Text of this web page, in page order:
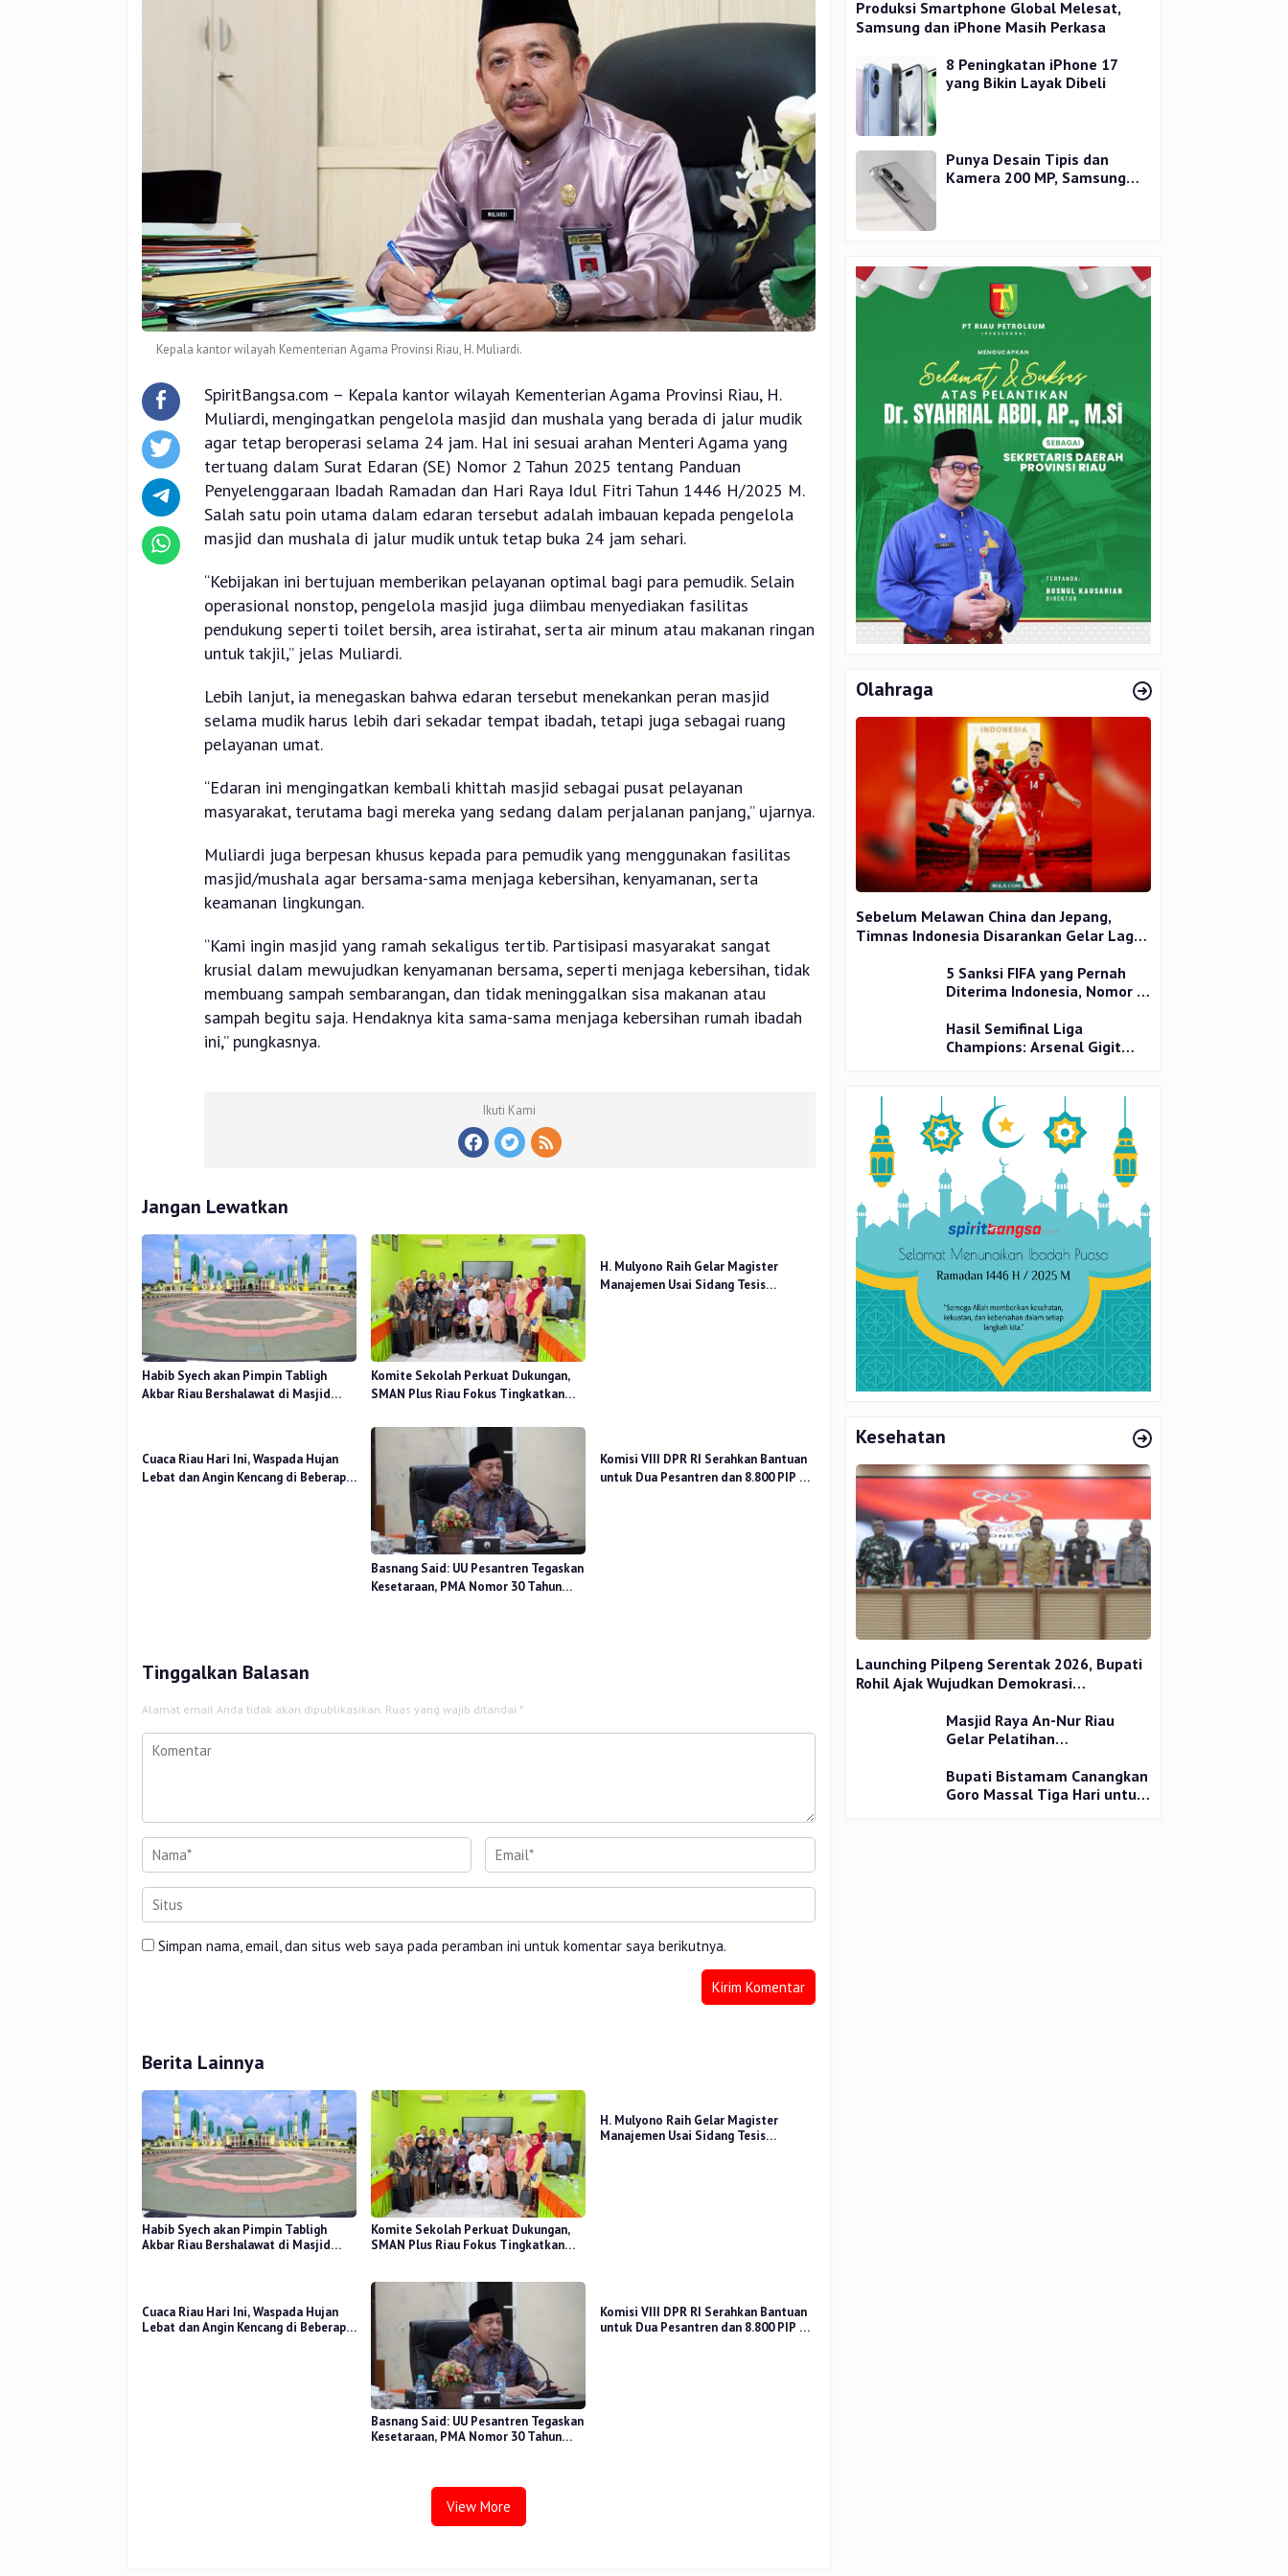
Kepala kantor wilayah Kementerian Agama Provinsi Riau, H. Muliardi.
SpiritBangsa.com – Kepala kantor wilayah Kementerian Agama Provinsi Riau, H.
Muliardi, mengingatkan pengelola masjid dan mushala yang berada di jalur mudik
agar tetap beroperasi selama 24 jam. Hal ini sesuai arahan Menteri Agama yang
tertuang dalam Surat Edaran (SE) Nomor 2 Tahun 2025 tentang Panduan
Penyelenggaraan Ibadah Ramadan dan Hari Raya Idul Fitri Tahun 1446 H/2025 M.
Salah satu poin utama dalam edaran tersebut adalah imbauan kepada pengelola
masjid dan mushala di jalur mudik untuk tetap buka 24 jam sehari.
“Kebijakan ini bertujuan memberikan pelayanan optimal bagi para pemudik. Selain
operasional nonstop, pengelola masjid juga diimbau menyediakan fasilitas
pendukung seperti toilet bersih, area istirahat, serta air minum atau makanan ringan
untuk takjil,” jelas Muliardi.
Lebih lanjut, ia menegaskan bahwa edaran tersebut menekankan peran masjid
selama mudik harus lebih dari sekadar tempat ibadah, tetapi juga sebagai ruang
pelayanan umat.
“Edaran ini mengingatkan kembali khittah masjid sebagai pusat pelayanan
masyarakat, terutama bagi mereka yang sedang dalam perjalanan panjang,” ujarnya.
Muliardi juga berpesan khusus kepada para pemudik yang menggunakan fasilitas
masjid/mushala agar bersama-sama menjaga kebersihan, kenyamanan, serta
keamanan lingkungan.
“Kami ingin masjid yang ramah sekaligus tertib. Partisipasi masyarakat sangat
krusial dalam mewujudkan kenyamanan bersama, seperti menjaga kebersihan, tidak
membuang sampah sembarangan, dan tidak meninggalkan sisa makanan atau
sampah begitu saja. Hendaknya kita sama-sama menjaga kebersihan rumah ibadah
ini,” pungkasnya.
Ikuti Kami
Jangan Lewatkan
Habib Syech akan Pimpin Tabligh
Akbar Riau Bershalawat di Masjid
Komite Sekolah Perkuat Dukungan,
SMAN Plus Riau Fokus Tingkatkan
H. Mulyono Raih Gelar Magister
Manajemen Usai Sidang Tesis
Cuaca Riau Hari Ini, Waspada Hujan
Lebat dan Angin Kencang di Beberapa
Basnang Said: UU Pesantren Tegaskan
Kesetaraan, PMA Nomor 30 Tahun
Komisi VIII DPR RI Serahkan Bantuan
untuk Dua Pesantren dan 8.800 PIP di
Tinggalkan Balasan
Alamat email Anda tidak akan dipublikasikan. Ruas yang wajib ditandai *
Simpan nama, email, dan situs web saya pada peramban ini untuk komentar saya berikutnya.
Berita Lainnya
Habib Syech akan Pimpin Tabligh
Akbar Riau Bershalawat di Masjid
Komite Sekolah Perkuat Dukungan,
SMAN Plus Riau Fokus Tingkatkan
H. Mulyono Raih Gelar Magister
Manajemen Usai Sidang Tesis
Cuaca Riau Hari Ini, Waspada Hujan
Lebat dan Angin Kencang di Beberapa
Basnang Said: UU Pesantren Tegaskan
Kesetaraan, PMA Nomor 30 Tahun
Komisi VIII DPR RI Serahkan Bantuan
untuk Dua Pesantren dan 8.800 PIP di
View More
Produksi Smartphone Global Melesat,
Samsung dan iPhone Masih Perkasa
8 Peningkatan iPhone 17
yang Bikin Layak Dibeli
Punya Desain Tipis dan
Kamera 200 MP, Samsung
Olahraga
Sebelum Melawan China dan Jepang,
Timnas Indonesia Disarankan Gelar Laga
5 Sanksi FIFA yang Pernah
Diterima Indonesia, Nomor 1
Hasil Semifinal Liga
Champions: Arsenal Gigit
Kesehatan
Launching Pilpeng Serentak 2026, Bupati
Rohil Ajak Wujudkan Demokrasi
Masjid Raya An-Nur Riau
Gelar Pelatihan
Langsung Praktik dan Gratis
Bupati Bistamam Canangkan
Goro Massal Tiga Hari untuk